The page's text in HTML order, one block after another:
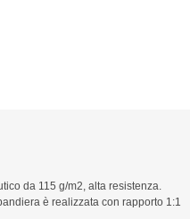
da 115 g/m2, alta resistenza.
è realizzata con rapporto 1:1